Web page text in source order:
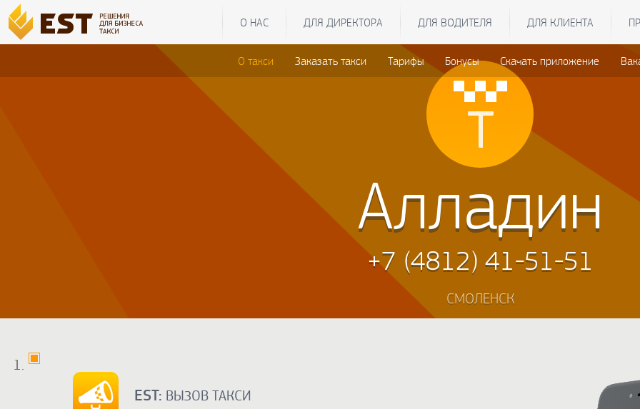
О НАС ДЛЯ ДИРЕКТОРА ДЛЯ ВОДИТЕЛЯ ДЛЯ КЛИЕНТА
О такси Заказать такси Тарифы Бонусы Скачать приложение
Алладин
+7 (4812) 41-51-51
СМОЛЕНСК
EST: ВЫЗОВ ТАКСИ